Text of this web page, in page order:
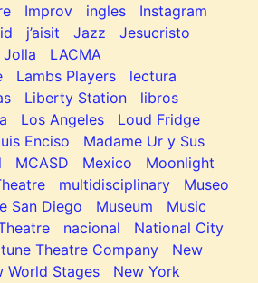
Improv ingles
Instagram
j’aisit Jazz
Jesucristo
Jolla
LACMA
Lambs Players
lectura
Liberty Station
libros
Los Angeles
Loud Fridge
Enciso
Madame Ur y Sus
MCASD Mexico
Moonlight
multidisciplinary
Museo
San Diego
Museum
Music
nacional
National City
Theatre Company
New
World Stages
New York